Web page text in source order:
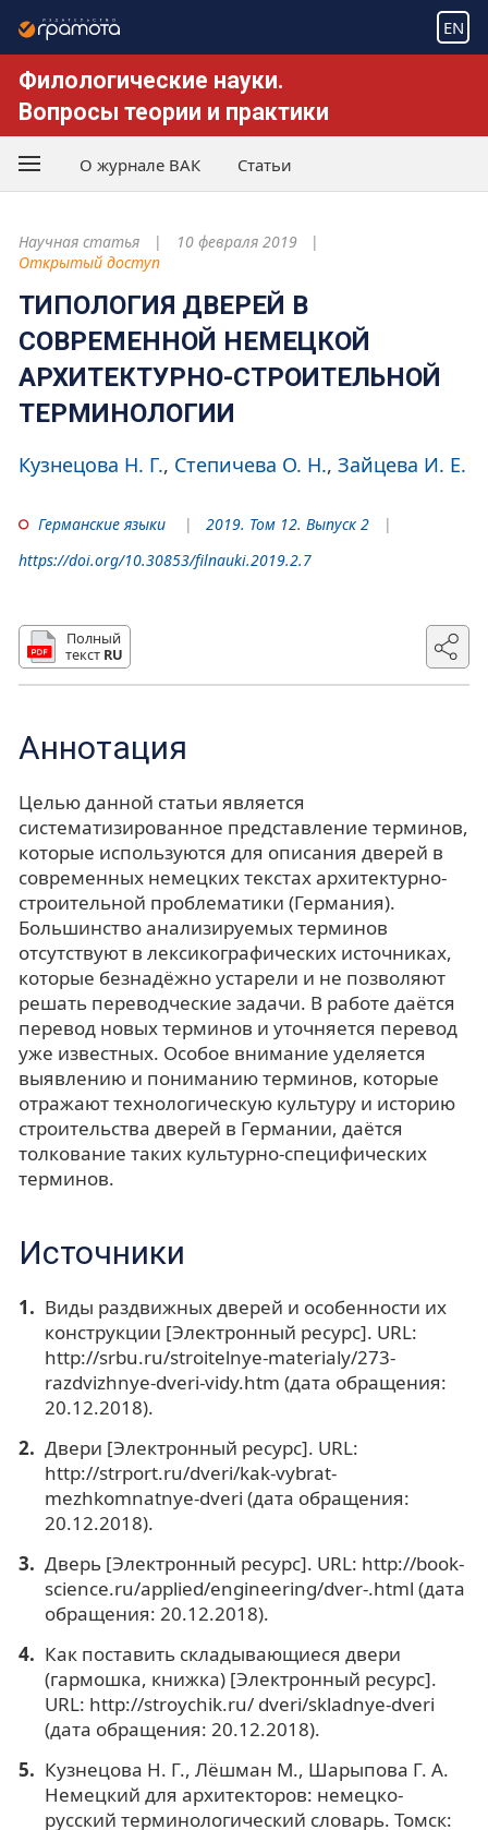
EN
Филологические науки.
Вопросы теории и практики
О журнале ВАК Статьи
Научная статья
10 февраля 2019
Открытый доступ
ТИПОЛОГИЯ ДВЕРЕЙ В
СОВРЕМЕННОЙ НЕМЕЦКОЙ
АРХИТЕКТУРНО-СТРОИТЕЛЬНОЙ
ТЕРМИНОЛОГИИ
Кузнецова Н. Г. Степичева О. Н. Зайцева И. Е.
Германские языки
2019. Том 12. Выпуск 2
https://doi.org/10.30853/filnauki.2019.2.7
Полный
текст RU
Аннотация
Целью данной статьи является
систематизированное представление терминов,
которые используются для описания дверей в
современных немецких текстах архитектурно-
строительной проблематики (Германия).
Большинство анализируемых терминов
отсутствуют в лексикографических источниках,
которые безнадёжно устарели и не позволяют
решать переводческие задачи. В работе даётся
перевод новых терминов и уточняется перевод
уже известных. Особое внимание уделяется
выявлению и пониманию терминов, которые
отражают технологическую культуру и историю
строительства дверей в Германии, даётся
толкование таких культурно-специфических
терминов.
Источники
Виды раздвижных дверей и особенности их
конструкции [Электронный ресурс]. URL:
http://srbu.ru/stroitelnye-materialy/273-
razdvizhnye-dveri-vidy.htm (дата обращения:
20.12.2018).
Двери [Электронный ресурс]. URL:
http://strport.ru/dveri/kak-vybrat-
mezhkomnatnye-dveri (дата обращения:
20.12.2018).
Дверь [Электронный ресурс]. URL: http://book-
science.ru/applied/engineering/dver-.html (дата
обращения: 20.12.2018).
Как поставить складывающиеся двери
(гармошка, книжка) [Электронный ресурс].
URL: http://stroychik.ru/ dveri/skladnye-dveri
(дата обращения: 20.12.2018).
Кузнецова Н. Г., Лёшман М., Шарыпова Г. А.
Немецкий для архитекторов: немецко-
русский терминологический словарь. Томск: